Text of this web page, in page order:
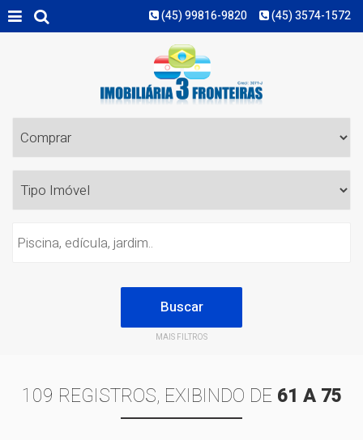
(45) 3574-1572
(45) 99816-9820
MAIS FILTROS
109 REGISTROS, EXIBINDO DE 61 A 75